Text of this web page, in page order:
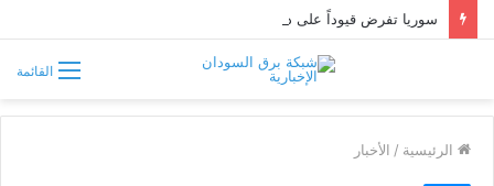
القائمة
الرئيسية / الأخبار